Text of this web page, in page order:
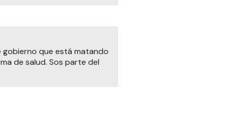
que está matando
de salud. Sos parte del